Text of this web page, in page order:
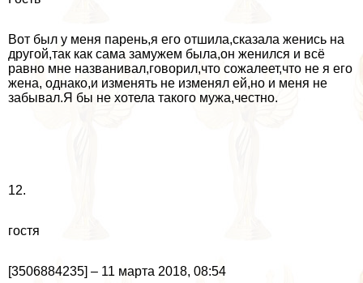
Вот был у меня парень,я его отшила,сказала женись на
другой,так как сама замужем была,он женился и всё
равно мне названивал,говорил,что сожалеет,что не я его
жена, однако,и изменять не изменял ей,но и меня не
забывал.Я бы не хотела такого мужа,честно.
12.
гостя
[3506884235] – 11 марта 2018, 08:54